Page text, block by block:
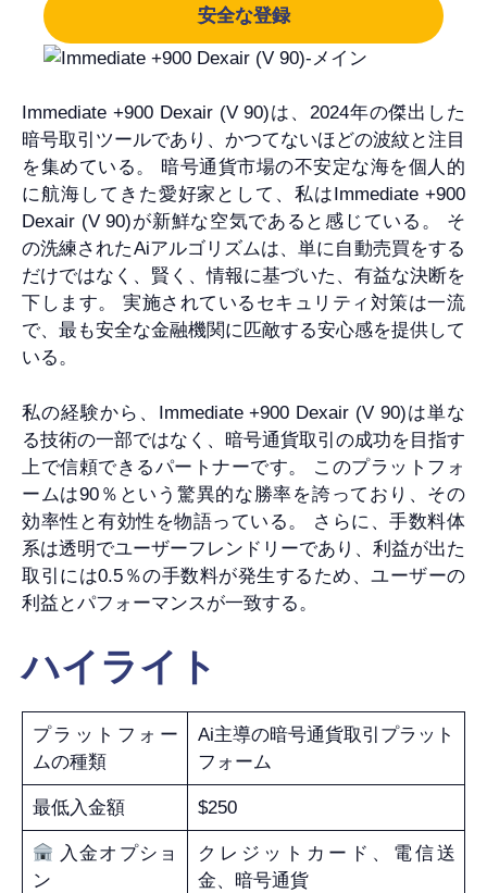
安全な登録
Immediate +900 Dexair (V 90)は、2024年の傑出した
暗号取引ツールであり、かつてないほどの波紋と注目
を集めている。 暗号通貨市場の不安定な海を個人的
に航海してきた愛好家として、私はImmediate +900
Dexair (V 90)が新鮮な空気であると感じている。 そ
の洗練されたAiアルゴリズムは、単に自動売買をする
だけではなく、賢く、情報に基づいた、有益な決断を
下します。 実施されているセキュリティ対策は一流
で、最も安全な金融機関に匹敵する安心感を提供して
いる。
私の経験から、Immediate +900 Dexair (V 90)は単な
る技術の一部ではなく、暗号通貨取引の成功を目指す
上で信頼できるパートナーです。 このプラットフォ
ームは90％という驚異的な勝率を誇っており、その
効率性と有効性を物語っている。 さらに、手数料体
系は透明でユーザーフレンドリーであり、利益が出た
取引には0.5％の手数料が発生するため、ユーザーの
利益とパフォーマンスが一致する。
ハイライト
プラットフォー
ムの種類
Ai主導の暗号通貨取引プラット
フォーム
最低入金額 $250
入金オプショ
ン
クレジットカード、電信送
金、暗号通貨